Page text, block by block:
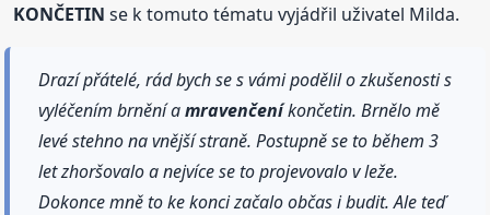
KONČETIN se k tomuto tématu vyjádřil uživatel Milda.
Drazí přátelé, rád bych se s vámi podělil o zkušenosti s
vyléčením brnění amravenčeníkončetin. Brnělo mě
levé stehno na vnější straně. Postupně se to během 3
let zhoršovalo a nejvíce se to projevovalo v leže.
Dokonce mně to ke konci začalo občas i budit. Ale teď